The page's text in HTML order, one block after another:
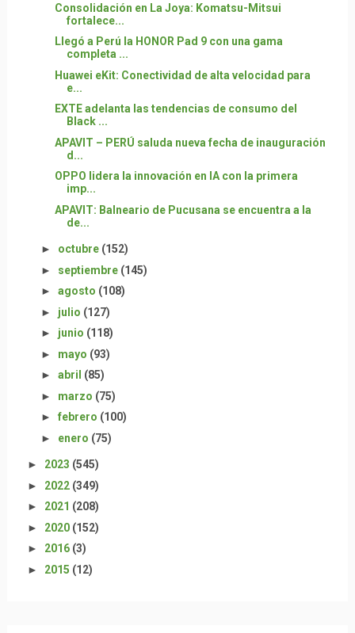
Consolidación en La Joya: Komatsu-Mitsui
fortalece...
Llegó a Perú la HONOR Pad 9 con una gama
completa ...
Huawei eKit: Conectividad de alta velocidad para
e...
EXTE adelanta las tendencias de consumo del
Black ...
APAVIT – PERÚ saluda nueva fecha de inauguración
d...
OPPO lidera la innovación en IA con la primera
imp...
APAVIT: Balneario de Pucusana se encuentra a la
de...
► octubre (152)
► septiembre (145)
► agosto (108)
► julio (127)
► junio (118)
► mayo (93)
► abril (85)
► marzo (75)
► febrero (100)
► enero (75)
► 2023 (545)
► 2022 (349)
► 2021 (208)
► 2020 (152)
► 2016 (3)
► 2015 (12)